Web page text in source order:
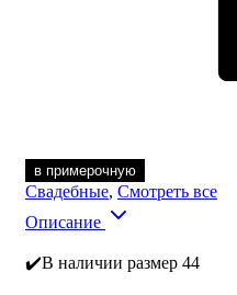
в примерочную
Свадебные, Смотреть все
Описание
✔️В наличии размер 44